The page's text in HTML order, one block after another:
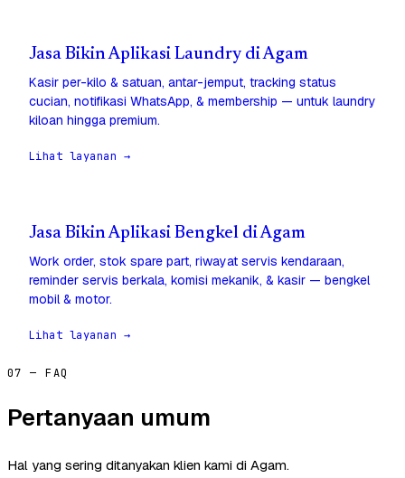
Jasa Bikin Aplikasi Laundry di Agam
Kasir per-kilo & satuan, antar-jemput, tracking status
cucian, notifikasi WhatsApp, & membership — untuk laundry
kiloan hingga premium.
Lihat layanan →
Jasa Bikin Aplikasi Bengkel di Agam
Work order, stok spare part, riwayat servis kendaraan,
reminder servis berkala, komisi mekanik, & kasir — bengkel
mobil & motor.
Lihat layanan →
07 — FAQ
Pertanyaan umum
Hal yang sering ditanyakan klien kami di Agam.